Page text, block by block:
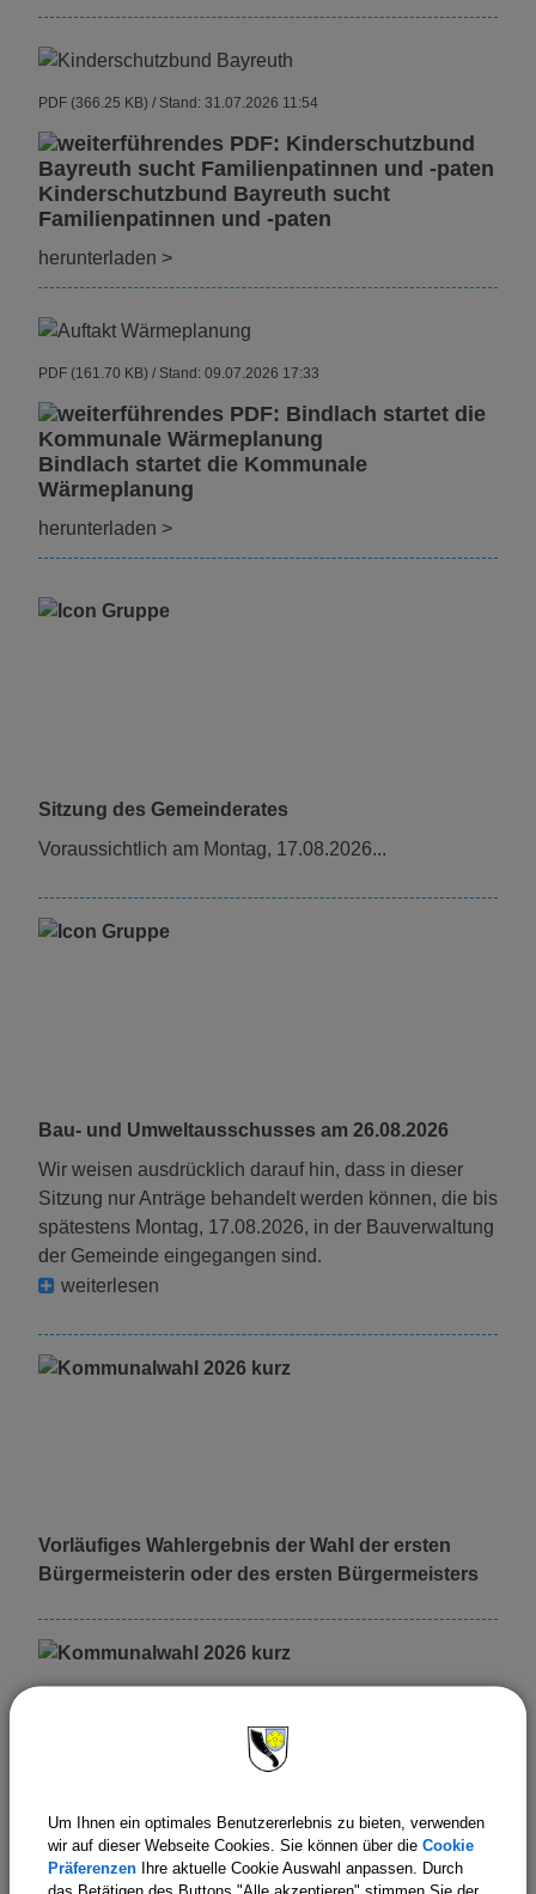
PDF (366.25 KB) Stand: 31.07.2026 11:54
Kinderschutzbund Bayreuth sucht
Familienpatinnen und -paten
herunterladen >
PDF (161.70 KB) Stand: 09.07.2026 17:33
Bindlach startet die Kommunale
Wärmeplanung
herunterladen >
Sitzung des Gemeinderates
voraussichtlich am Montag, 17.08.2026...
Bau- und Umweltausschusses am 26.08.2026
Wir weisen ausdrücklich darauf hin, dass in dieser
Sitzung nur Anträge behandelt werden können, die bis
spätestens Montag, 17.08.2026, in der Bauverwaltung
der Gemeinde eingegangen sind.
weiterlesen
Vorläufiges Wahlergebnis der Wahl der ersten
Bürgermeisterin oder des ersten Bürgermeisters
Link zum Ergebnis zur Wahl des Landrats
Um Ihnen ein optimales Benutzererlebnis zu bieten, verwenden
wir auf dieser Webseite Cookies. Sie können über die Cookie
Präferenzen Ihre aktuelle Cookie Auswahl anpassen. Durch
das Betätigen des Buttons "Alle akzeptieren" stimmen Sie der